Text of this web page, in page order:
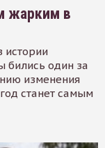
жарким в
истории
бились один за
изменения
станет самым